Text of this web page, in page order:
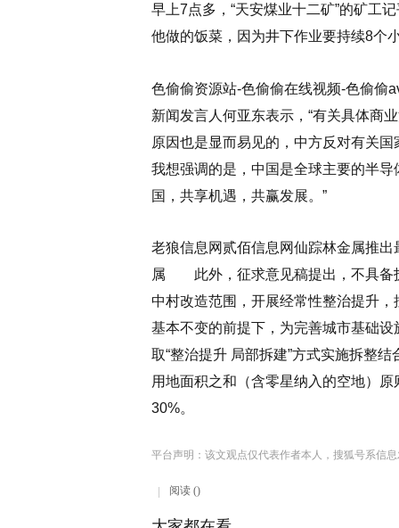
早上7点多，“天安煤业十二矿”的矿工
他做的饭菜，因为井下作业要持续8个
色偷偷资源站-色偷偷在线视频-色偷
新闻发言人何亚东表示，“有关具体商
原因也是显而易见的，中方反对有关
我想强调的是，中国是全球主要的半
国，共享机遇，共赢发展。”
老狼信息网贰佰信息网仙踪林金属推
属 此外，征求意见稿提出，不具备
中村改造范围，开展经常性整治提升
基本不变的前提下，为完善城市基础
取“整治提升 局部拆建”方式实施拆整
用地面积之和（含零星纳入的空地）
30%。
平台声明：该文观点仅代表作者本人，搜狐号系信
阅读 ()